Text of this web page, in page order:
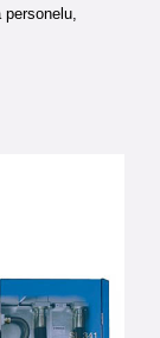
personelu,